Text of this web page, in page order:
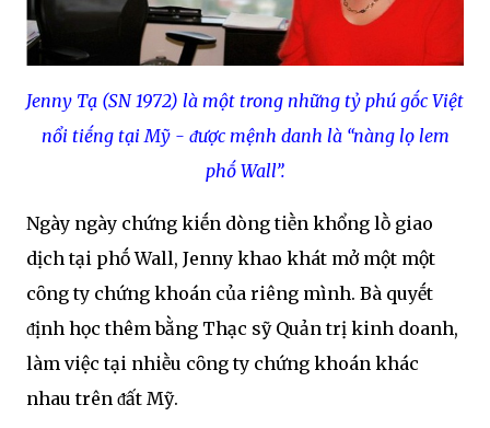
Jenny Tạ (SN 1972) là một trong những tỷ phú gṓc Việt
nổi tiḗng tại Mỹ - ᵭược mệnh danh là “nàng lọ lem
phṓ Wall”.
Ngày ngày chứng kiḗn dòng tiḕn khổng lṑ giao
dịch tại phṓ Wall, Jenny khao khát mở một một
cȏng ty chứng khoán của riêng mình. Bà quyḗt
ᵭịnh học thêm bằng Thạc sỹ Quản trị kinh doanh,
làm việc tại nhiḕu cȏng ty chứng khoán khác
nhau trên ᵭất Mỹ.